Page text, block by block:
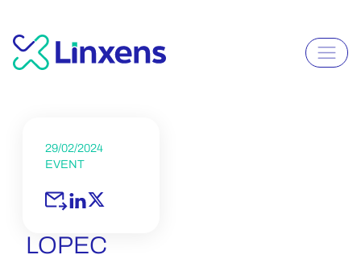
29/02/2024
EVENT
LOPEC